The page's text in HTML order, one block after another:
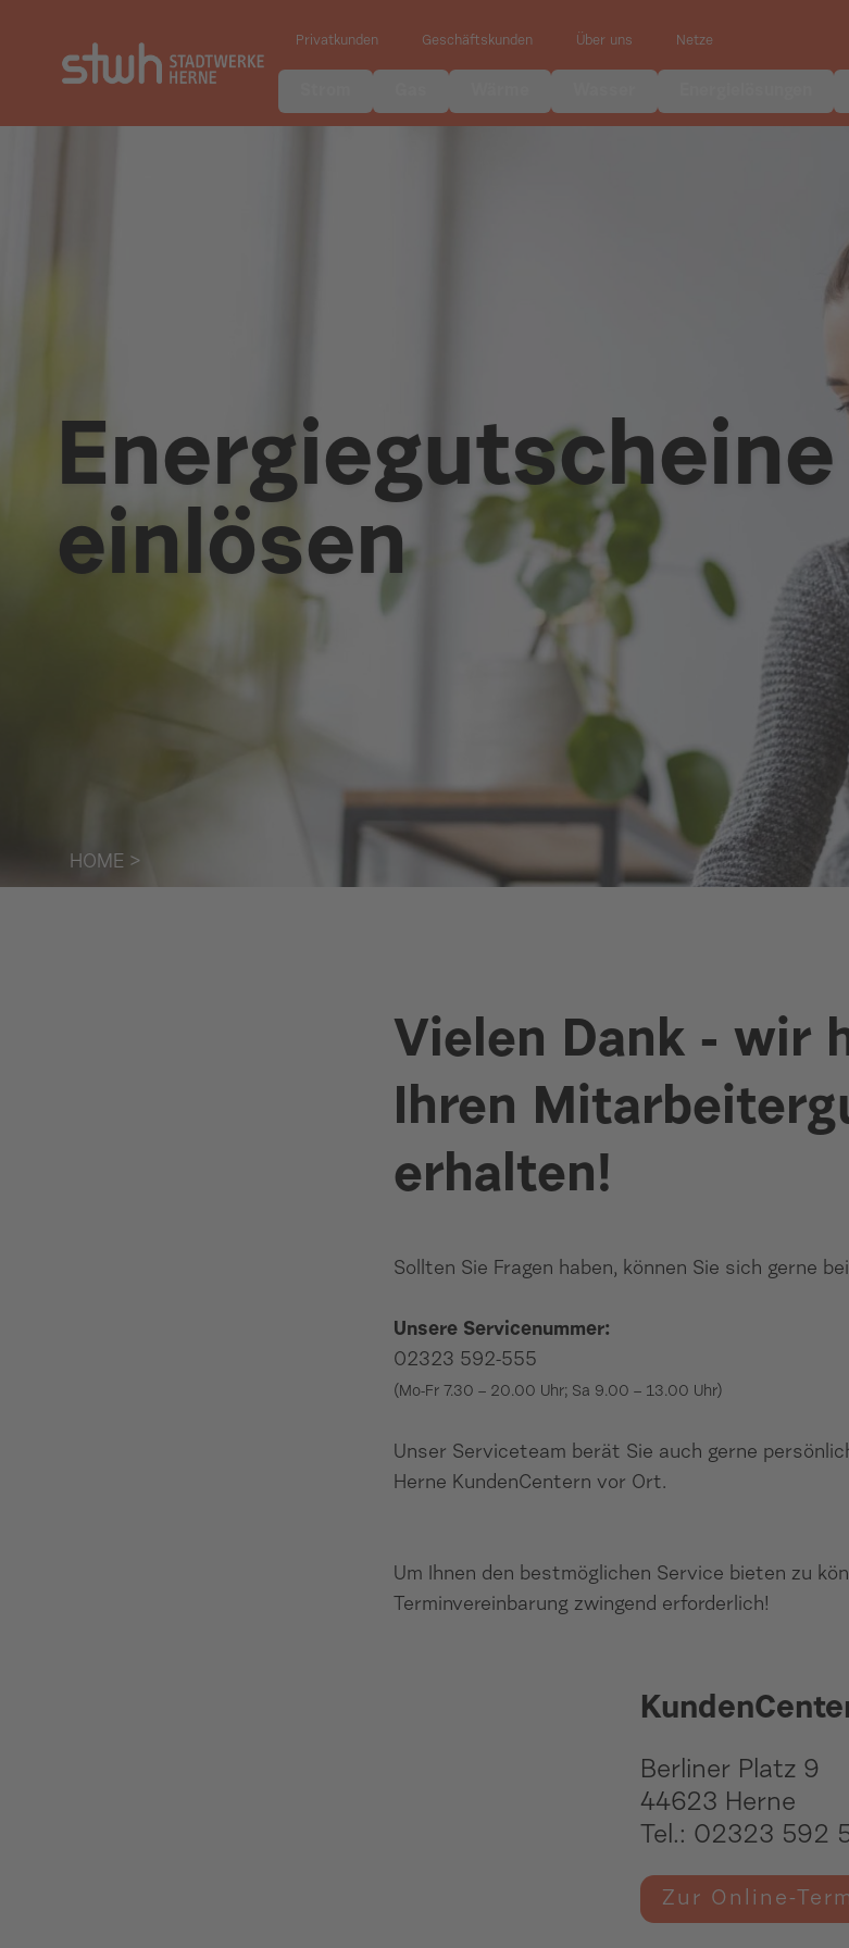
Privatkunden Geschäftskunden Über uns Netze
Energiegutscheine
einlösen
HOME >
Vielen Dank - wir
Ihren
erhalten!
Sollten Sie Fragen haben, können Sie sich gerne
Unsere Servicenummer:
02323 592-555
(Mo-Fr 7.30 – 20.00 Uhr; Sa 9.00 – 13.00 Uhr)
Unser Serviceteam berät Sie auch gerne
Herne KundenCentern vor Ort.
Um Ihnen den bestmöglichen Service bieten zu
Terminvereinbarung zwingend erforderlich!
Berliner Platz 9
44623 Herne
Tel.: 02323 592
Zur Online-